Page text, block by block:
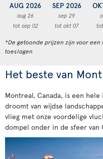
AUG 2026
aug 26
tot sep 02
SEP 2026
sep 29
tot okt 07
*De getoonde prijzen zijn voor
toeslagen
Het beste van
Montreal, Canada, is een
droomt van wijdse
vlieg met onze voordelige
dompel onder in de sfeer van